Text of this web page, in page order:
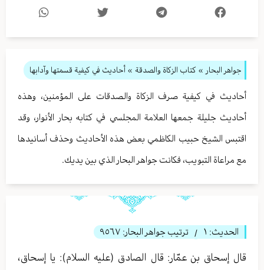
جواهر البحار » كتاب الزكاة والصدقة » أحاديث في كيفية قسمتها وآدابها
أحاديث في كيفية صرف الزكاة والصدقات على المؤمنين، وهذه
أحاديث جليلة جمعها العلامة المجلسي في كتابه بحار الأنوار، وقد
اقتبس الشيخ حبيب الكاظمي بعض هذه الأحاديث وحذف أسانيدها
مع مراعاة التبويب، فكانت جواهر البحار الذي بين يديك.
الحديث: ١ / ترتيب جواهر البحار: ٩٥٦٧
قال إسحاق بن عمّار: قال الصادق (عليه السلام): يا إسحاق،